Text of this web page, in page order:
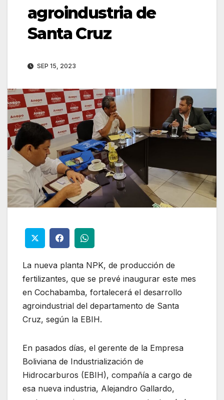
agroindustria de
Santa Cruz
SEP 15, 2023
La nueva planta NPK, de producción de
fertilizantes, que se prevé inaugurar este mes
en Cochabamba, fortalecerá el desarrollo
agroindustrial del departamento de Santa
Cruz, según la EBIH.
En pasados días, el gerente de la Empresa
Boliviana de Industrialización de
Hidrocarburos (EBIH), compañía a cargo de
esa nueva industria, Alejandro Gallardo,